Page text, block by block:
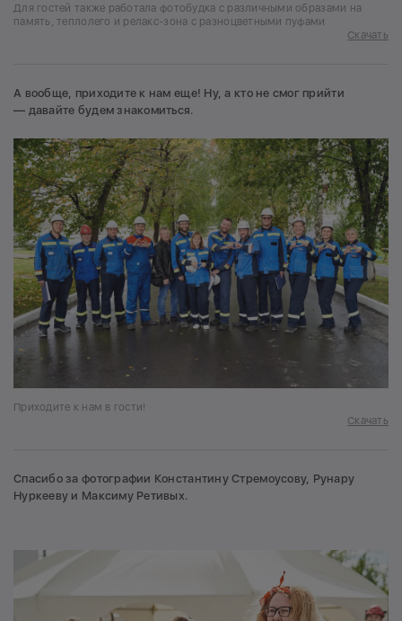
Для гостей также работала фотобудка с различными образами на
память, теплолего и релакс-зона с разноцветными пуфами
Скачать
А вообще, приходите к нам еще! Ну, а кто не смог прийти
— давайте будем знакомиться.
Приходите к нам в гости!
Скачать
Спасибо за фотографии Константину Стремоусову, Рунару
Нуркееву и Максиму Ретивых.